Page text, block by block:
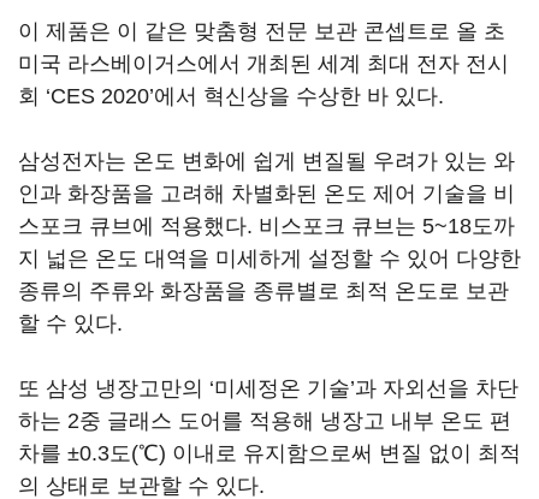
이 제품은 이 같은 맞춤형 전문 보관 콘셉트로 올 초
미국 라스베이거스에서 개최된 세계 최대 전자 전시
회 ‘CES 2020’에서 혁신상을 수상한 바 있다.
삼성전자는 온도 변화에 쉽게 변질될 우려가 있는 와
인과 화장품을 고려해 차별화된 온도 제어 기술을 비
스포크 큐브에 적용했다. 비스포크 큐브는 5~18도까
지 넓은 온도 대역을 미세하게 설정할 수 있어 다양한
종류의 주류와 화장품을 종류별로 최적 온도로 보관
할 수 있다.
또 삼성 냉장고만의 ‘미세정온 기술’과 자외선을 차단
하는 2중 글래스 도어를 적용해 냉장고 내부 온도 편
차를 ±0.3도(℃) 이내로 유지함으로써 변질 없이 최적
의 상태로 보관할 수 있다.